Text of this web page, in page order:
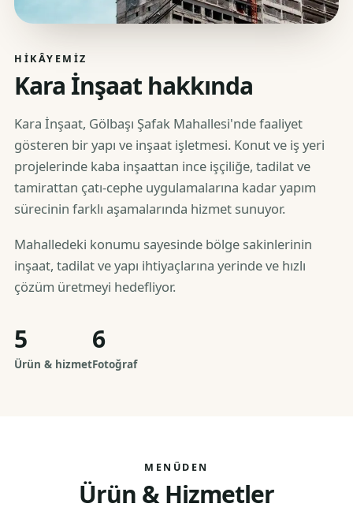
HIKÂYEMIZ
Kara İnşaat hakkında
Kara İnşaat, Gölbaşı Şafak Mahallesi'nde faaliyet
gösteren bir yapı ve inşaat işletmesi. Konut ve iş yeri
projelerinde kaba inşaattan ince işçiliğe, tadilat ve
tamirattan çatı-cephe uygulamalarına kadar yapım
sürecinin farklı aşamalarında hizmet sunuyor.
Mahalledeki konumu sayesinde bölge sakinlerinin
inşaat, tadilat ve yapı ihtiyaçlarına yerinde ve hızlı
çözüm üretmeyi hedefliyor.
5
Ürün & hizmet
6
Fotoğraf
MENÜDEN
Ürün & Hizmetler